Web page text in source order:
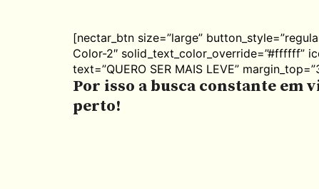
[nectar_btn size=”large”
Color-2″ solid_text_color_override=”#ffffff”
text=”QUERO SER MAIS LEVE”
Por isso a busca constante em
perto!